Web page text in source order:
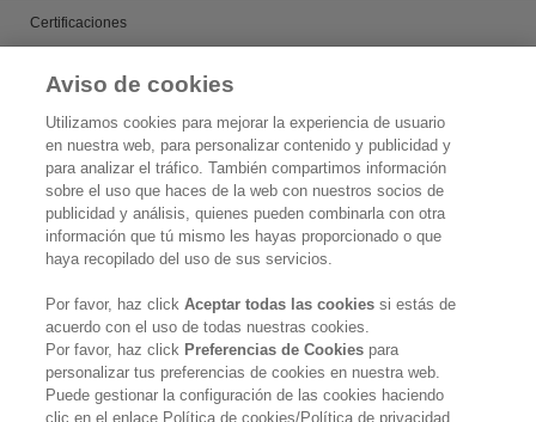
Certificaciones
Temas
Estado Legal
Politica de Privacidad
QK Aviso de Privacidad
QK Aviso de privacidad Integral
Preguntas
Social Media Policy
Aviso de cookies
Utilizamos cookies para mejorar la experiencia de usuario
en nuestra web, para personalizar contenido y publicidad y
para analizar el tráfico. También compartimos información
sobre el uso que haces de la web con nuestros socios de
publicidad y análisis, quienes pueden combinarla con otra
información que tú mismo les hayas proporcionado o que
haya recopilado del uso de sus servicios.
Por favor, haz clickAceptar todas las cookies si estás de
acuerdo con el uso de todas nuestras cookies.
Por favor, haz click Preferencias de Cookies para
personalizar tus preferencias de cookies en nuestra web.
Puede gestionar la configuración de las cookies haciendo
clic en el enlace Política de cookies/Política de privacidad